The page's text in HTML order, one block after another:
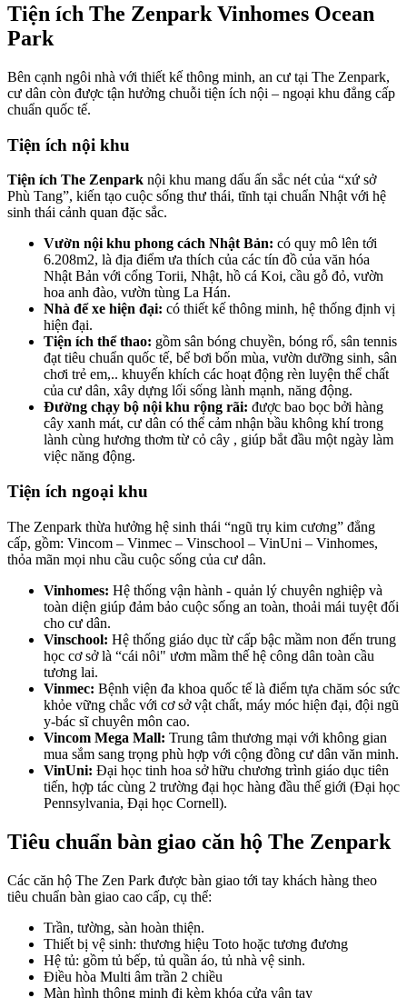
Tiện ích The Zenpark Vinhomes Ocean
Park
Bên cạnh ngôi nhà với thiết kế thông minh, an cư tại The Zenpark,
cư dân còn được tận hưởng chuỗi tiện ích nội – ngoại khu đẳng cấp
chuẩn quốc tế.
Tiện ích nội khu
Tiện ích The Zenpark nội khu mang dấu ấn sắc nét của “xứ sở
Phù Tang”, kiến tạo cuộc sống thư thái, tĩnh tại chuẩn Nhật với hệ
sinh thái cảnh quan đặc sắc.
Vườn nội khu phong cách Nhật Bản: có quy mô lên tới
6.208m2, là địa điểm ưa thích của các tín đồ của văn hóa
Nhật Bản với cổng Torii, Nhật, hồ cá Koi, cầu gỗ đỏ, vườn
hoa anh đào, vườn tùng La Hán.
Nhà để xe hiện đại: có thiết kế thông minh, hệ thống định vị
hiện đại.
Tiện ích thể thao: gồm sân bóng chuyền, bóng rổ, sân tennis
đạt tiêu chuẩn quốc tế, bể bơi bốn mùa, vườn dưỡng sinh, sân
chơi trẻ em,.. khuyến khích các hoạt động rèn luyện thể chất
của cư dân, xây dựng lối sống lành mạnh, năng động.
Đường chạy bộ nội khu rộng rãi: được bao bọc bởi hàng
cây xanh mát, cư dân có thể cảm nhận bầu không khí trong
lành cùng hương thơm từ cỏ cây , giúp bắt đầu một ngày làm
việc năng động.
Tiện ích ngoại khu
The Zenpark thừa hưởng hệ sinh thái “ngũ trụ kim cương” đẳng
cấp, gồm: Vincom – Vinmec – Vinschool – VinUni – Vinhomes,
thỏa mãn mọi nhu cầu cuộc sống của cư dân.
Vinhomes: Hệ thống vận hành - quản lý chuyên nghiệp và
toàn diện giúp đảm bảo cuộc sống an toàn, thoải mái tuyệt đối
cho cư dân.
Vinschool: Hệ thống giáo dục từ cấp bậc mầm non đến trung
học cơ sở là “cái nôi" ươm mầm thế hệ công dân toàn cầu
tương lai.
Vinmec: Bệnh viện đa khoa quốc tế là điểm tựa chăm sóc sức
khỏe vững chắc với cơ sở vật chất, máy móc hiện đại, đội ngũ
y-bác sĩ chuyên môn cao.
Vincom Mega Mall: Trung tâm thương mại với không gian
mua sắm sang trọng phù hợp với cộng đồng cư dân văn minh.
VinUni: Đại học tinh hoa sở hữu chương trình giáo dục tiên
tiến, hợp tác cùng 2 trường đại học hàng đầu thế giới (Đại học
Pennsylvania, Đại học Cornell).
Tiêu chuẩn bàn giao căn hộ The Zenpark
Các căn hộ The Zen Park được bàn giao tới tay khách hàng theo
tiêu chuẩn bàn giao cao cấp, cụ thể:
Trần, tường, sàn hoàn thiện.
Thiết bị vệ sinh: thương hiệu Toto hoặc tương đương
Hệ tủ: gồm tủ bếp, tủ quần áo, tủ nhà vệ sinh.
Điều hòa Multi âm trần 2 chiều
Màn hình thông minh đi kèm khóa cửa vân tay